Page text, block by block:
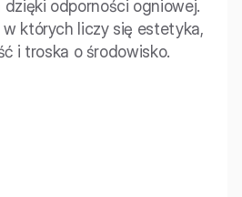
odporności ogniowej.
w których liczy się estetyka,
i troska o środowisko.